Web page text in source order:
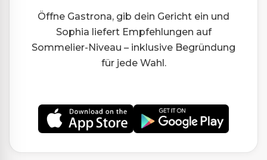
Öffne Gastrona, gib dein Gericht ein und
Sophia liefert Empfehlungen auf
Sommelier-Niveau – inklusive Begründung
für jede Wahl.